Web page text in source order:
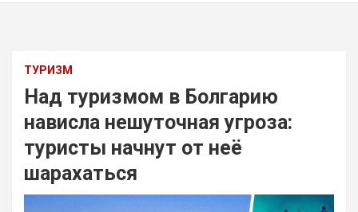
ТУРИЗМ
Над туризмом в Болгарию
нависла нешуточная угроза:
туристы начнут от неё
шарахаться